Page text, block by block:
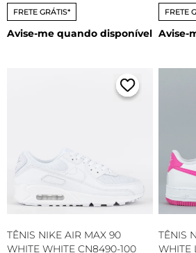
FRETE GRÁTIS*
Avise-me quando disponível
FRETE
Avise-
TÊNIS NIKE AIR MAX 90
WHITE WHITE CN8490-100
TÊNIS
WHITE